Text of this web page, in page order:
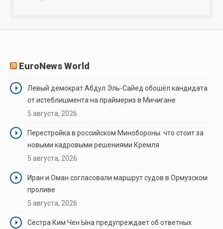
EuroNews World
Левый демократ Абдул Эль-Сайед обошёл кандидата
от истеблишмента на праймериз в Мичигане
5 августа, 2026
Перестройка в российском Минобороны: что стоит за
новыми кадровыми решениями Кремля
5 августа, 2026
Иран и Оман согласовали маршрут судов в Ормузском
проливе
5 августа, 2026
Сестра Ким Чен Ына предупреждает об ответных